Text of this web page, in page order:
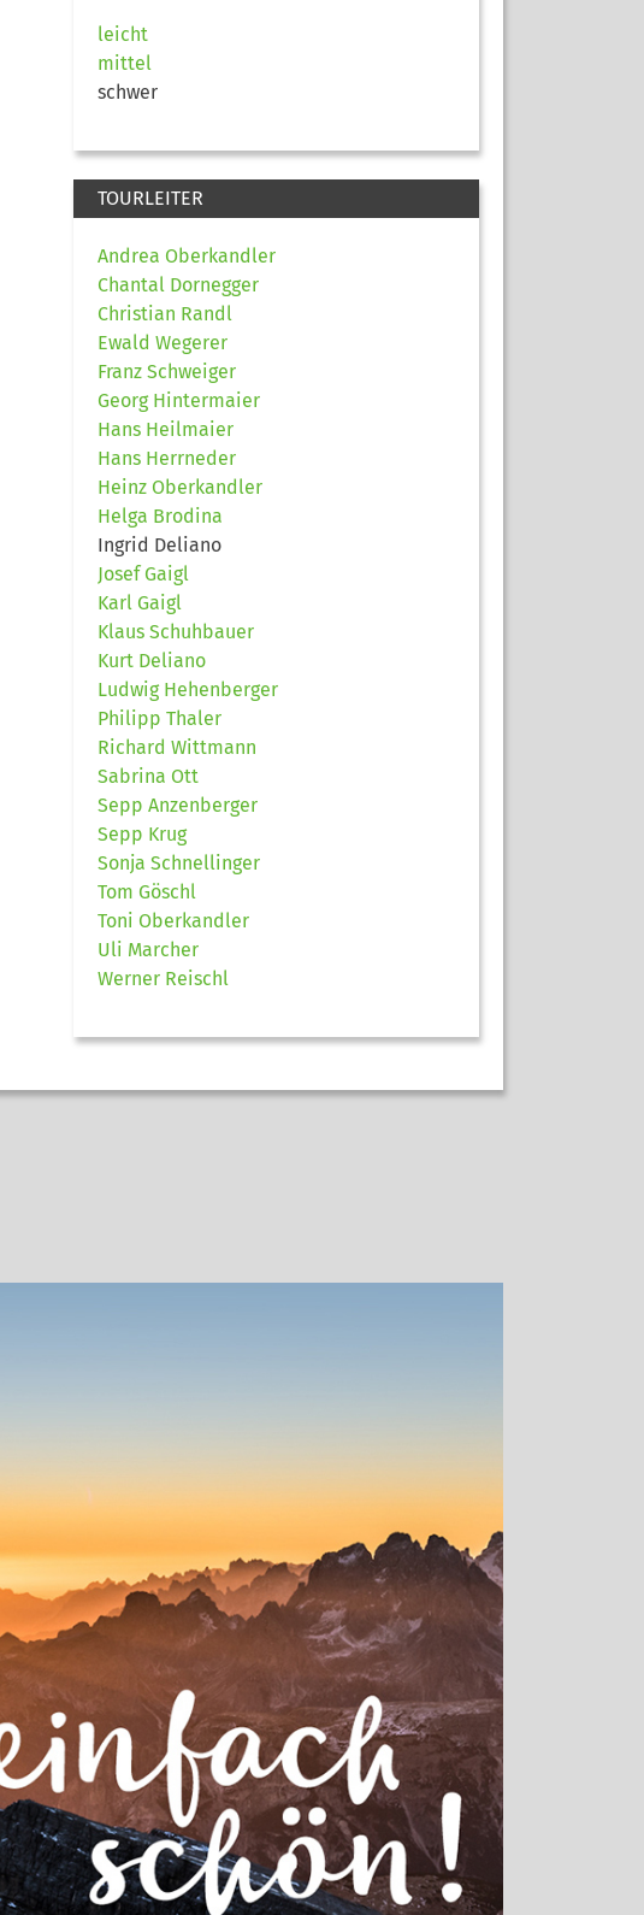
leicht
mittel
schwer
TOURLEITER
Andrea Oberkandler
Chantal Dornegger
Christian Randl
Ewald Wegerer
Franz Schweiger
Georg Hintermaier
Hans Heilmaier
Hans Herrneder
Heinz Oberkandler
Helga Brodina
Ingrid Deliano
Josef Gaigl
Karl Gaigl
Klaus Schuhbauer
Kurt Deliano
Ludwig Hehenberger
Philipp Thaler
Richard Wittmann
Sabrina Ott
Sepp Anzenberger
Sepp Krug
Sonja Schnellinger
Tom Göschl
Toni Oberkandler
Uli Marcher
Werner Reischl